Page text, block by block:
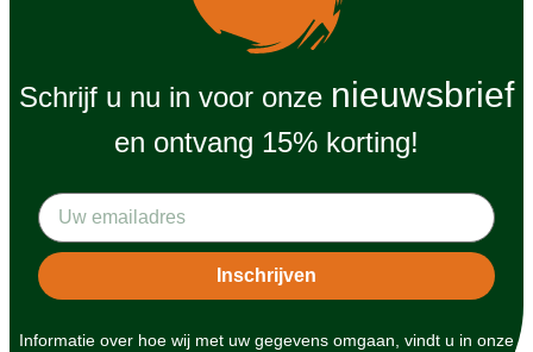
Schrijf u nu in voor onze nieuwsbrief
en ontvang 15% korting!
Informatie over hoe wij met uw gegevens omgaan, vindt u in onze